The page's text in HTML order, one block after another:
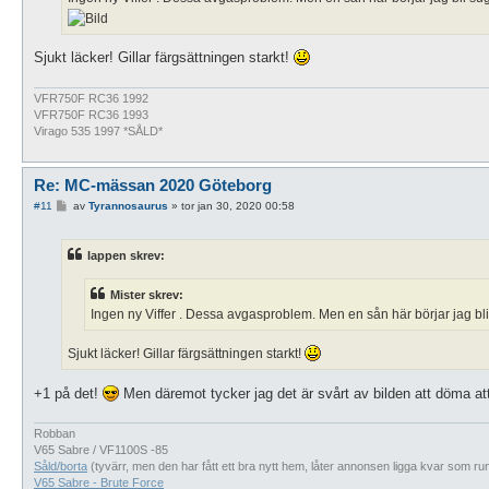
Sjukt läcker! Gillar färgsättningen starkt!
VFR750F RC36 1992
VFR750F RC36 1993
Virago 535 1997 *SÅLD*
Re: MC-mässan 2020 Göteborg
#11
g
av Tyrannosaurus » tor jan 30, 2020 00:58
lappen skrev:
Mister skrev:
Ingen ny Viffer . Dessa avgasproblem. Men en sån här börjar jag
Sjukt läcker! Gillar färgsättningen starkt!
+1 på det! Men däremot tycker jag det är svårt av bilden att döma
Robban
V65 Sabre / VF1100S -85
Såld/borta (tyvärr, men den har fått ett bra nytt hem, låter annonsen ligga kvar som
V65 Sabre - Brute Force